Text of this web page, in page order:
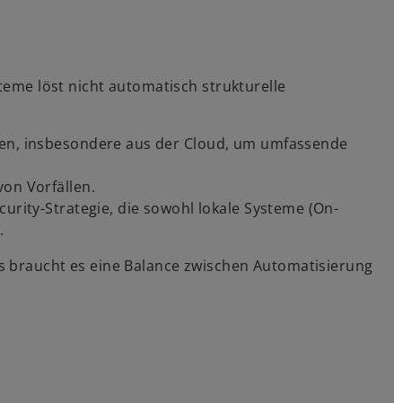
löst nicht automatisch strukturelle
insbesondere aus der Cloud, um umfassende
Vorfällen.
Strategie, die sowohl lokale Systeme (On-
es eine Balance zwischen Automatisierung